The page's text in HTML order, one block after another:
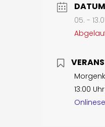
DATUM
05. -
13:00